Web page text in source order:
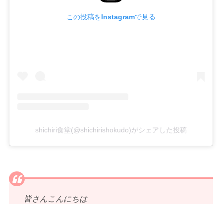
この投稿をInstagramで見る
shichiri食堂(@shichirishokudo)がシェアした投稿
皆さんこんにちは